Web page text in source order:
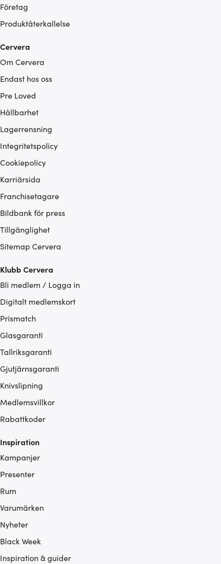
Företag
Produktåterkallelse
Cervera
Om Cervera
Endast hos oss
Pre Loved
Hållbarhet
Lagerrensning
Integritetspolicy
Cookiepolicy
Karriärsida
Franchisetagare
Bildbank för press
Tillgänglighet
Sitemap Cervera
Klubb Cervera
Bli medlem / Logga in
Digitalt medlemskort
Prismatch
Glasgaranti
Tallriksgaranti
Gjutjärnsgaranti
Knivslipning
Medlemsvillkor
Rabattkoder
Inspiration
Kampanjer
Presenter
Rum
Varumärken
Nyheter
Black Week
Inspiration & guider